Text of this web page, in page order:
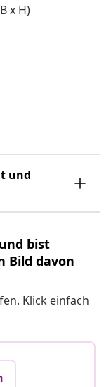
x H)
und
bist
Bild davon
Klick einfach